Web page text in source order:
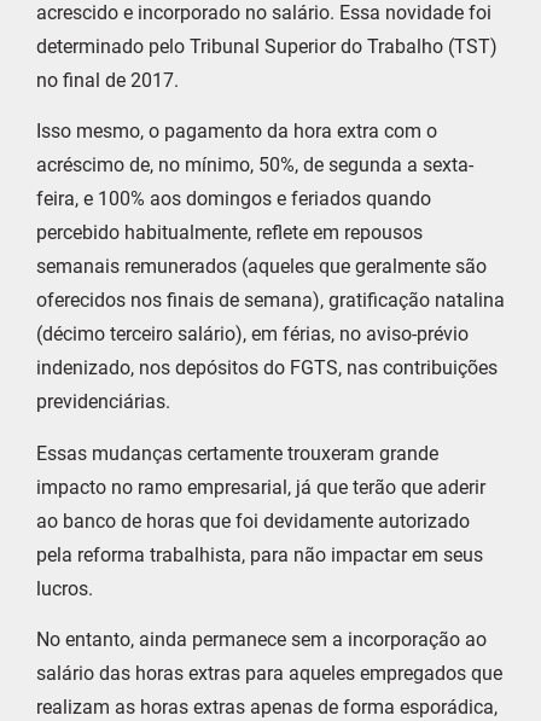
acrescido e incorporado no salário. Essa novidade foi
determinado pelo Tribunal Superior do Trabalho (TST)
no final de 2017.
Isso mesmo, o pagamento da hora extra com o
acréscimo de, no mínimo, 50%, de segunda a sexta-
feira, e 100% aos domingos e feriados quando
percebido habitualmente, reflete em repousos
semanais remunerados (aqueles que geralmente são
oferecidos nos finais de semana), gratificação natalina
(décimo terceiro salário), em férias, no aviso-prévio
indenizado, nos depósitos do FGTS, nas contribuições
previdenciárias.
Essas mudanças certamente trouxeram grande
impacto no ramo empresarial, já que terão que aderir
ao banco de horas que foi devidamente autorizado
pela reforma trabalhista, para não impactar em seus
lucros.
No entanto, ainda permanece sem a incorporação ao
salário das horas extras para aqueles empregados que
realizam as horas extras apenas de forma esporádica,